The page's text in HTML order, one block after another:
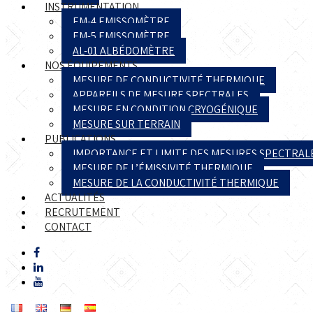
INSTRUMENTATION
EM-4 EMISSOMÈTRE
EM-5 EMISSOMÈTRE
AL-01 ALBÉDOMÈTRE
NOS ÉQUIPEMENTS
MESURE DE CONDUCTIVITÉ THERMIQUE
APPAREILS DE MESURE SPECTRALES
MESURE EN CONDITION CRYOGÉNIQUE
MESURE SUR TERRAIN
PUBLICATIONS
IMPORTANCE ET LIMITE DES MESURES
MESURE DE L’ÉMISSIVITÉ THERMIQUE
MESURE DE LA CONDUCTIVITÉ THERMIQUE
ACTUALITÉS
RECRUTEMENT
CONTACT